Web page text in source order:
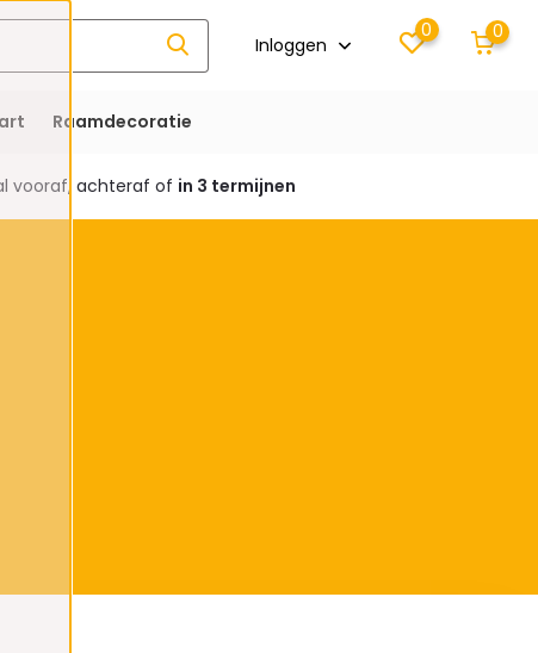
Inloggen
0 0
Raamdecoratie
vooraf, achteraf of in 3 termijnen